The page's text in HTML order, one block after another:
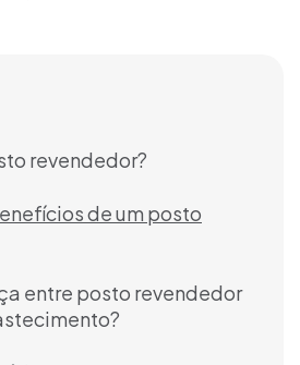
revendedor?
de um posto
entre posto revendedor